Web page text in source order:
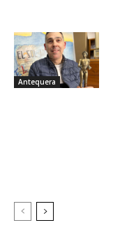
Antequera